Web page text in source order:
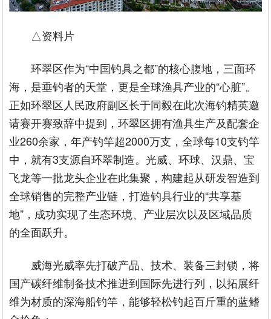
△资料片
环翠区作为“中国钓具之都”的核心腹地，三面环
海，是垂钓者的天堂，更是全球渔具产业的“心脏”。
正如环翠区人民政府副区长于同毅在此次海钓精英邀
请赛开赛致辞中提到，环翠区拥有渔具生产及配套企
业260余家，年产钓竿超2000万支，全球每10支钓竿
中，就有3支源自环翠制造。光威、环球、汉鼎、宝
飞龙等一批龙头企业在此集聚，构建起从研发智造到
全球销售的完整产业链，打造钓具行业的“共享基
地”，成功实现了生态环境、产业层次以及区域品质
的全面跃升。
威海光威率先打破产品、技术、装备三封锁，将
国产碳纤维制备技术推进到国际先进行列，以拓展纤
维为材质的深海船钓竿，能够轻松钓起百斤重的蓝鳍